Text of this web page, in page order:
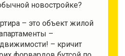
новостройке?
– это объект жилой
–
– кричит